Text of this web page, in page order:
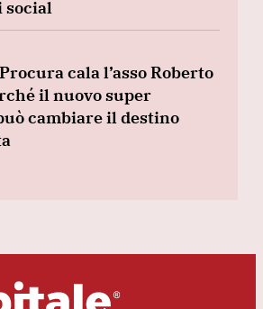
social
cala l’asso Roberto
il nuovo super
cambiare il destino